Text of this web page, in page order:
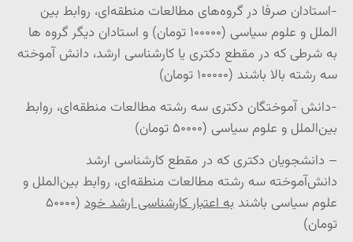
-استادان صرفا در گروه‌های مطالعات منطقه‌ای، روابط بین
الملل و علوم سیاسی (۱۰۰۰۰۰ تومان) و استادان دیگر گروه ها
به شرطی که در مقطع دکتری یا کارشناسی ارشد، دانش آموخته
سه رشته بالا باشند (۱۰۰۰۰۰ تومان)
-دانش آموختگان دکتری سه رشته مطالعات‌ منطقه‌ای، روابط
بین‌الملل و علوم سیاسی (۵۰۰۰۰ تومان)
– دانشجویان دکتری که در مقطع کارشناسی ارشد
دانش‌آموخته سه رشته مطالعات‌ منطقه‌ای، روابط بین‌الملل و
علوم سیاسی باشند به اعتبار کارشناسی ارشد خود (۵۰۰۰۰
تومان)